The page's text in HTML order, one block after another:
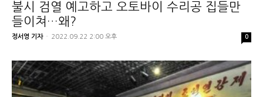
불시 검열 예고하고 오토바이 수리공 집들만
들이쳐…왜?
정서영 기자 - 2022.09.22 2:00 오후 0